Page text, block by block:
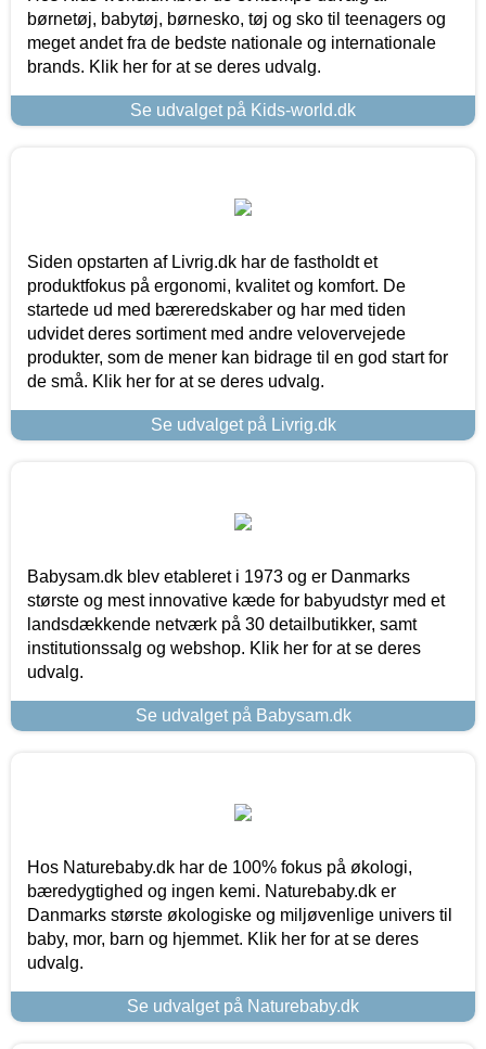
børnetøj, babytøj, børnesko, tøj og sko til teenagers og
meget andet fra de bedste nationale og internationale
brands. Klik her for at se deres udvalg.
Se udvalget på Kids-world.dk
Siden opstarten af Livrig.dk har de fastholdt et
produktfokus på ergonomi, kvalitet og komfort. De
startede ud med bæreredskaber og har med tiden
udvidet deres sortiment med andre velovervejede
produkter, som de mener kan bidrage til en god start for
de små. Klik her for at se deres udvalg.
Se udvalget på Livrig.dk
Babysam.dk blev etableret i 1973 og er Danmarks
største og mest innovative kæde for babyudstyr med et
landsdækkende netværk på 30 detailbutikker, samt
institutionssalg og webshop. Klik her for at se deres
udvalg.
Se udvalget på Babysam.dk
Hos Naturebaby.dk har de 100% fokus på økologi,
bæredygtighed og ingen kemi. Naturebaby.dk er
Danmarks største økologiske og miljøvenlige univers til
baby, mor, barn og hjemmet. Klik her for at se deres
udvalg.
Se udvalget på Naturebaby.dk